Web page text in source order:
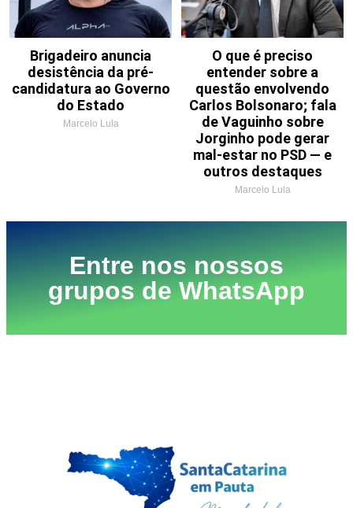
Brigadeiro anuncia
desistência da pré-
candidatura ao Governo
do Estado
Marcelo Lula
O que é preciso
entender sobre a
questão envolvendo
Carlos Bolsonaro; fala
de Vaguinho sobre
Jorginho pode gerar
mal-estar no PSD — e
outros destaques
Marcelo Lula
Entre nos nossos
grupos de WhatsApp